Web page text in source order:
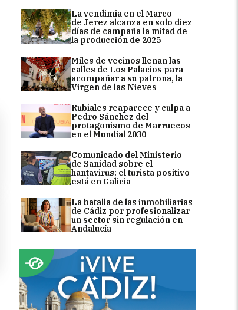
La vendimia en el Marco
de Jerez alcanza en solo diez
días de campaña la mitad de
la producción de 2025
Miles de vecinos llenan las
calles de Los Palacios para
acompañar a su patrona, la
Virgen de las Nieves
Rubiales reaparece y culpa a
Pedro Sánchez del
protagonismo de Marruecos
en el Mundial 2030
Comunicado del Ministerio
de Sanidad sobre el
hantavirus: el turista positivo
está en Galicia
La batalla de las inmobiliarias
de Cádiz por profesionalizar
un sector sin regulación en
Andalucía